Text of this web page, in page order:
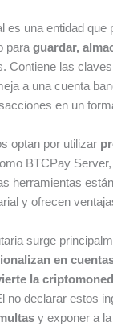
es una entidad que
paraguardar,
Contiene las
a una cuenta
en un
optan por utilizar
BTCPay
herramientas
y ofrecen
surge
en
la
no declarar estos
y exponer a